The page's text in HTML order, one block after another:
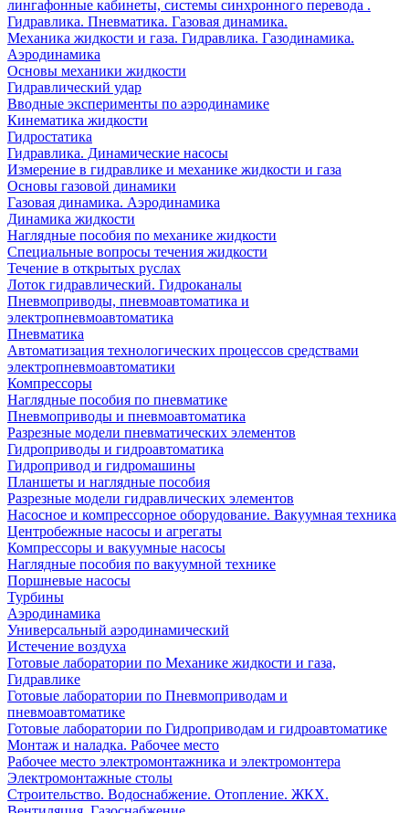
лингафонные кабинеты, системы синхронного перевода .
Гидравлика. Пневматика. Газовая динамика.
Механика жидкости и газа. Гидравлика. Газодинамика.
Аэродинамика
Основы механики жидкости
Гидравлический удар
Вводные эксперименты по аэродинамике
Кинематика жидкости
Гидростатика
Гидравлика. Динамические насосы
Измерение в гидравлике и механике жидкости и газа
Основы газовой динамики
Газовая динамика. Аэродинамика
Динамика жидкости
Наглядные пособия по механике жидкости
Специальные вопросы течения жидкости
Течение в открытых руслах
Лоток гидравлический. Гидроканалы
Пневмоприводы, пневмоавтоматика и
электропневмоавтоматика
Пневматика
Автоматизация технологических процессов средствами
электропневмоавтоматики
Компрессоры
Наглядные пособия по пневматике
Пневмоприводы и пневмоавтоматика
Разрезные модели пневматических элементов
Гидроприводы и гидроавтоматика
Гидропривод и гидромашины
Планшеты и наглядные пособия
Разрезные модели гидравлических элементов
Насосное и компрессорное оборудование. Вакуумная техника
Центробежные насосы и агрегаты
Компрессоры и вакуумные насосы
Наглядные пособия по вакуумной технике
Поршневые насосы
Турбины
Аэродинамика
Универсальный аэродинамический
Истечение воздуха
Готовые лаборатории по Механике жидкости и газа,
Гидравлике
Готовые лаборатории по Пневмоприводам и
пневмоавтоматике
Готовые лаборатории по Гидроприводам и гидроавтоматике
Монтаж и наладка. Рабочее место
Рабочее место электромонтажника и электромонтера
Электромонтажные столы
Строительство. Водоснабжение. Отопление. ЖКХ.